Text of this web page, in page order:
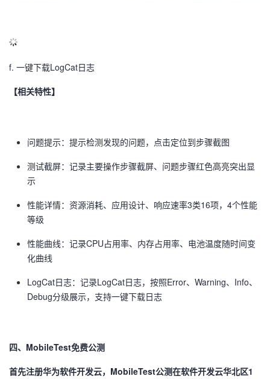
f. 一键下载LogCat日志
【相关特性】
问题提示：提示检测发现的问题，点击定位到步骤截图
测试截屏：记录主要操作步骤截屏、问题步骤红色高亮突出显
示
性能详情：资源消耗、应用设计、响应速率3类16项，4个性能
等级
性能曲线：记录CPU占用率、内存占用率、电池温度随时间变
化曲线
LogCat日志：记录LogCat日志，按照Error、Warning、Info、
Debug分级展示，支持一键下载日志
四、 MobileTest免费公测
首先注册华为软件开发云，MobileTest公测在软件开发云华北区1